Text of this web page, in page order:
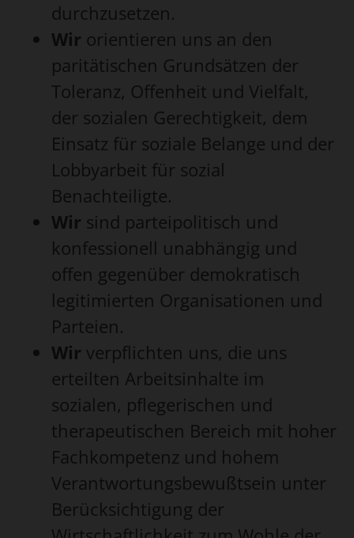
durchzusetzen.
Wir orientieren uns an den
paritätischen Grundsätzen der
Toleranz, Offenheit und Vielfalt,
der sozialen Gerechtigkeit, dem
Einsatz für soziale Belange und der
Lobbyarbeit für sozial
Benachteiligte.
Wir sind parteipolitisch und
konfessionell unabhängig und
offen gegenüber demokratisch
legitimierten Organisationen und
Parteien.
Wir verpflichten uns, die uns
erteilten Arbeitsinhalte im
sozialen, pflegerischen und
therapeutischen Bereich mit hoher
Fachkompetenz und hohem
Verantwortungsbewußtsein unter
Berücksichtigung der